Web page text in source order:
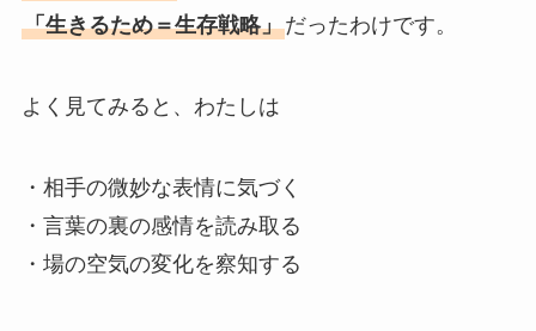
「生きるため＝生存戦略」だったわけです。
よく見てみると、わたしは
・相手の微妙な表情に気づく
・言葉の裏の感情を読み取る
・場の空気の変化を察知する